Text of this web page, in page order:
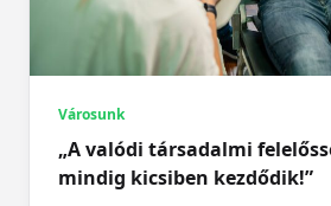
Városunk
„A valódi társadalmi
mindig kicsiben kezdődik!”